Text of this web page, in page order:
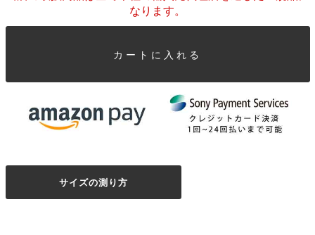
なります。
カートに入れる
サイズの測り方